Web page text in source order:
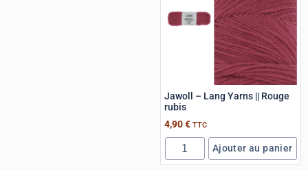
Jawoll – Lang Yarns || Rouge
rubis
4,90€ TTC
Ajouter au panier